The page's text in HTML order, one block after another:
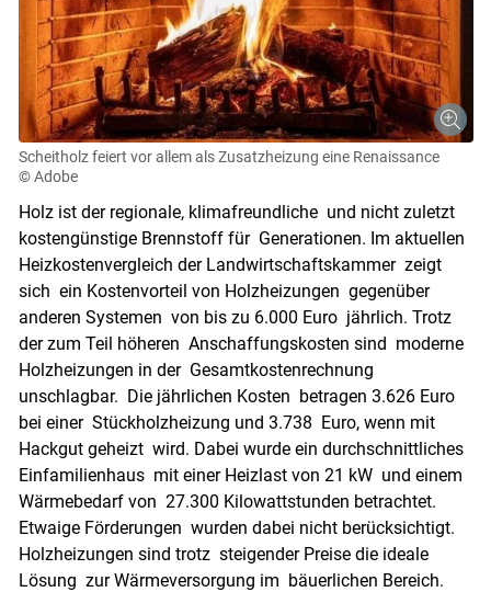
Skip to main content
Scheitholz feiert vor allem als Zusatzheizung eine Renaissance
© Adobe
Holz ist der regionale, klimafreundliche und nicht zuletzt
kostengünstige Brennstoff für Generationen. Im aktuellen
Heizkostenvergleich der Landwirtschaftskammer zeigt
sich ein Kostenvorteil von Holzheizungen gegenüber
anderen Systemen von bis zu 6.000 Euro jährlich. Trotz
der zum Teil höheren Anschaffungskosten sind moderne
Holzheizungen in der Gesamtkostenrechnung
unschlagbar. Die jährlichen Kosten betragen 3.626 Euro
bei einer Stückholzheizung und 3.738 Euro, wenn mit
Hackgut geheizt wird. Dabei wurde ein durchschnittliches
Einfamilienhaus mit einer Heizlast von 21 kW und einem
Wärmebedarf von 27.300 Kilowattstunden betrachtet.
Etwaige Förderungen wurden dabei nicht berücksichtigt.
Holzheizungen sind trotz steigender Preise die ideale
Lösung zur Wärmeversorgung im bäuerlichen Bereich.